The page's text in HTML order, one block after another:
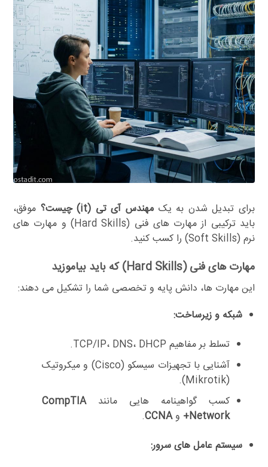
برای تبدیل شدن به یک مهندس آی تی (it) چیست؟
موفق،
باید ترکیبی از مهارت های فنی (Hard Skills) و مهارت های
نرم (Soft Skills) را کسب کنید.
مهارت های فنی (Hard Skills) که باید بیاموزید
این مهارت ها، دانش پایه و تخصصی شما را تشکیل می دهند:
شبکه و زیرساخت:
تسلط بر مفاهیم TCP/IP، DNS، DHCP.
آشنایی با تجهیزات سیسکو (Cisco) و میکروتیک
(Mikrotik).
کسب گواهینامه هایی مانندCompTIA
Network+
وCCNA
.
سیستم عامل های سرور: